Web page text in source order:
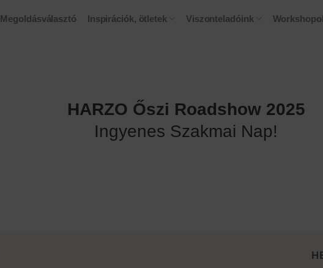
Megoldásválasztó Inspirációk, ötletek Viszonteladóink
HARZO Őszi Roadshow 2025
Ingyenes Szakmai Nap!